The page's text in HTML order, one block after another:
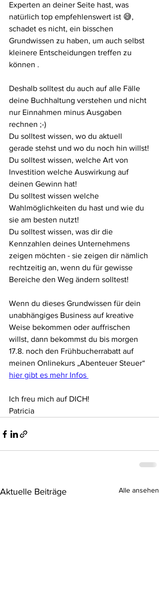
Experten an deiner Seite hast, was
natürlich top empfehlenswert ist 😅,
schadet es nicht, ein bisschen
Grundwissen zu haben, um auch selbst
kleinere Entscheidungen treffen zu
können .
Deshalb solltest du auch auf alle Fälle
deine Buchhaltung verstehen und nicht
nur Einnahmen minus Ausgaben
rechnen ;-)
Du solltest wissen, wo du aktuell
gerade stehst und wo du noch hin willst!
Du solltest wissen, welche Art von
Investition welche Auswirkung auf
deinen Gewinn hat!
Du solltest wissen welche
Wahlmöglichkeiten du hast und wie du
sie am besten nutzt!
Du solltest wissen, was dir die
Kennzahlen deines Unternehmens
zeigen möchten - sie zeigen dir nämlich
rechtzeitig an, wenn du für gewisse
Bereiche den Weg ändern solltest!
Wenn du dieses Grundwissen für dein
unabhängiges Business auf kreative
Weise bekommen oder auffrischen
willst, dann bekommst du bis morgen
17.8. noch den Frühbucherrabatt auf
meinen Onlinekurs „Abenteuer Steuer“
hier gibt es mehr Infos
Ich freu mich auf DICH!
Patricia
Aktuelle Beiträge Alle ansehen